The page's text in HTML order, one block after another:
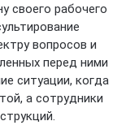
своего рабочего
вопросов и
перед ними
ситуации, когда
а сотрудники